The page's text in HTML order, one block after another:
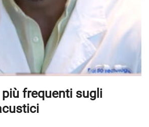
frequenti sugli